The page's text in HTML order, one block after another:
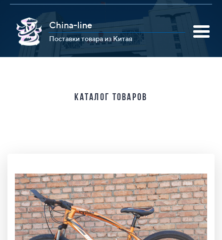
China-line
Поставки товара из Китая
Каталог товаров